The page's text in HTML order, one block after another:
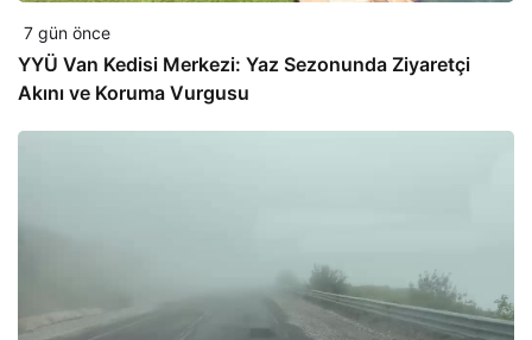
7 gün önce
YYÜ Van Kedisi Merkezi: Yaz Sezonunda Ziyaretçi
Akını ve Koruma Vurgusu